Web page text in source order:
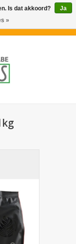
Is dat akkoord?
Ja
»